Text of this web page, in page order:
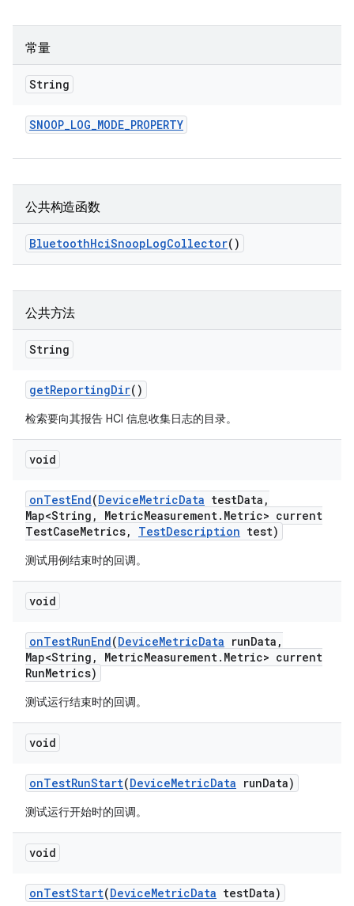
常量
String
SNOOP_LOG_MODE_PROPERTY
公共构造函数
BluetoothHciSnoopLogCollector()
公共方法
String
getReportingDir()
检索要向其报告 HCI 信息收集日志的目录。
void
onTestEnd(DeviceMetricData testData ,
Map<String , MetricMeasurement. Metric> current
TestCaseMetrics, TestDescription test)
测试用例结束时的回调。
void
onTestRunEnd(DeviceMetricData runData ,
Map<String , MetricMeasurement. Metric> current
RunMetrics)
测试运行结束时的回调。
void
onTestRunStart(DeviceMetricData runData)
测试运行开始时的回调。
void
onTestStart(DeviceMetricData testData)